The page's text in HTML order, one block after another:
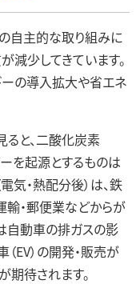
自主的な取り組みに
少してきています。
の導入拡大や省エネ
と、二酸化炭素
ーを起源とするものは
気・熱配分後）は、鉄
輸・郵便業などからが
自動車の排ガスの影
EV）の開発・販売が
期待されます。